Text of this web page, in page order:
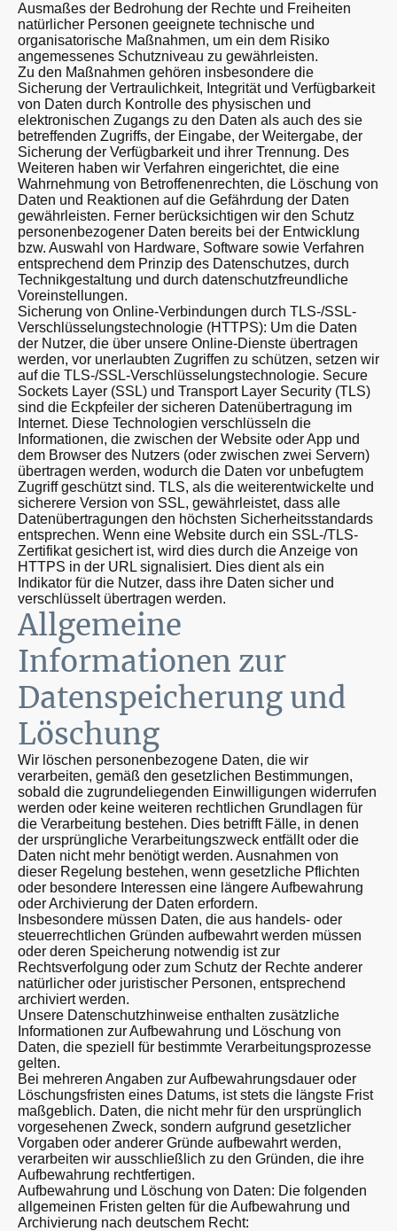
Ausmaßes der Bedrohung der Rechte und Freiheiten
natürlicher Personen geeignete technische und
organisatorische Maßnahmen, um ein dem Risiko
angemessenes Schutzniveau zu gewährleisten.
Zu den Maßnahmen gehören insbesondere die
Sicherung der Vertraulichkeit, Integrität und Verfügbarkeit
von Daten durch Kontrolle des physischen und
elektronischen Zugangs zu den Daten als auch des sie
betreffenden Zugriffs, der Eingabe, der Weitergabe, der
Sicherung der Verfügbarkeit und ihrer Trennung. Des
Weiteren haben wir Verfahren eingerichtet, die eine
Wahrnehmung von Betroffenenrechten, die Löschung von
Daten und Reaktionen auf die Gefährdung der Daten
gewährleisten. Ferner berücksichtigen wir den Schutz
personenbezogener Daten bereits bei der Entwicklung
bzw. Auswahl von Hardware, Software sowie Verfahren
entsprechend dem Prinzip des Datenschutzes, durch
Technikgestaltung und durch datenschutzfreundliche
Voreinstellungen.
Sicherung von Online-Verbindungen durch TLS-/SSL-
Verschlüsselungstechnologie (HTTPS): Um die Daten
der Nutzer, die über unsere Online-Dienste übertragen
werden, vor unerlaubten Zugriffen zu schützen, setzen wir
auf die TLS-/SSL-Verschlüsselungstechnologie. Secure
Sockets Layer (SSL) und Transport Layer Security (TLS)
sind die Eckpfeiler der sicheren Datenübertragung im
Internet. Diese Technologien verschlüsseln die
Informationen, die zwischen der Website oder App und
dem Browser des Nutzers (oder zwischen zwei Servern)
übertragen werden, wodurch die Daten vor unbefugtem
Zugriff geschützt sind. TLS, als die weiterentwickelte und
sicherere Version von SSL, gewährleistet, dass alle
Datenübertragungen den höchsten Sicherheitsstandards
entsprechen. Wenn eine Website durch ein SSL-/TLS-
Zertifikat gesichert ist, wird dies durch die Anzeige von
HTTPS in der URL signalisiert. Dies dient als ein
Indikator für die Nutzer, dass ihre Daten sicher und
verschlüsselt übertragen werden.
Allgemeine
Informationen zur
Datenspeicherung und
Löschung
Wir löschen personenbezogene Daten, die wir
verarbeiten, gemäß den gesetzlichen Bestimmungen,
sobald die zugrundeliegenden Einwilligungen widerrufen
werden oder keine weiteren rechtlichen Grundlagen für
die Verarbeitung bestehen. Dies betrifft Fälle, in denen
der ursprüngliche Verarbeitungszweck entfällt oder die
Daten nicht mehr benötigt werden. Ausnahmen von
dieser Regelung bestehen, wenn gesetzliche Pflichten
oder besondere Interessen eine längere Aufbewahrung
oder Archivierung der Daten erfordern.
Insbesondere müssen Daten, die aus handels- oder
steuerrechtlichen Gründen aufbewahrt werden müssen
oder deren Speicherung notwendig ist zur
Rechtsverfolgung oder zum Schutz der Rechte anderer
natürlicher oder juristischer Personen, entsprechend
archiviert werden.
Unsere Datenschutzhinweise enthalten zusätzliche
Informationen zur Aufbewahrung und Löschung von
Daten, die speziell für bestimmte Verarbeitungsprozesse
gelten.
Bei mehreren Angaben zur Aufbewahrungsdauer oder
Löschungsfristen eines Datums, ist stets die längste Frist
maßgeblich. Daten, die nicht mehr für den ursprünglich
vorgesehenen Zweck, sondern aufgrund gesetzlicher
Vorgaben oder anderer Gründe aufbewahrt werden,
verarbeiten wir ausschließlich zu den Gründen, die ihre
Aufbewahrung rechtfertigen.
Aufbewahrung und Löschung von Daten: Die folgenden
allgemeinen Fristen gelten für die Aufbewahrung und
Archivierung nach deutschem Recht: